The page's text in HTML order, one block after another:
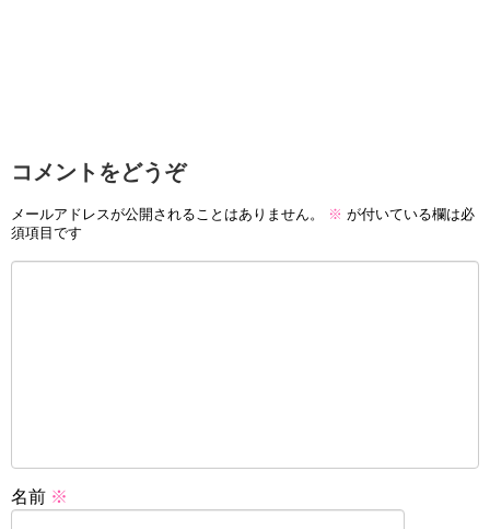
コメントをどうぞ
メールアドレスが公開されることはありません。 ※ が付いている欄は必
須項目です
名前 ※